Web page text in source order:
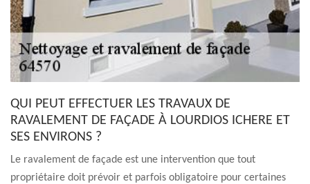
QUI PEUT EFFECTUER LES TRAVAUX DE
RAVALEMENT DE FAÇADE À LOURDIOS ICHERE ET
SES ENVIRONS ?
Le ravalement de façade est une intervention que tout
propriétaire doit prévoir et parfois obligatoire pour certaines